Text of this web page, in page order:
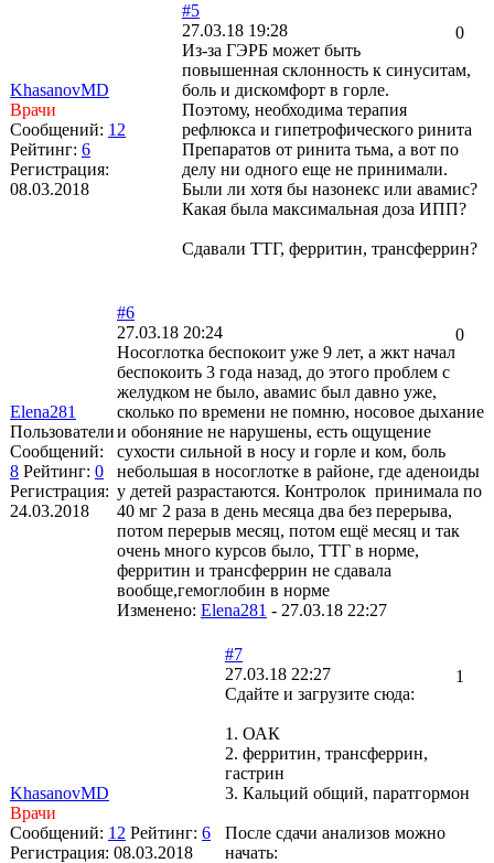
KhasanovMD
Врачи
Сообщений: 12
Рейтинг: 6
Регистрация:
08.03.2018
#5
0
27.03.18 19:28
Из-за ГЭРБ может быть
повышенная склонность к синуситам,
боль и дискомфорт в горле.
Поэтому, необходима терапия
рефлюкса и гипетрофического ринита
Препаратов от ринита тьма, а вот по
делу ни одного еще не принимали.
Были ли хотя бы назонекс или авамис?
Какая была максимальная доза ИПП?
Сдавали ТТГ, ферритин, трансферрин?
Elena281
Пользователи
Сообщений:
8 Рейтинг: 0
Регистрация:
24.03.2018
#6
0
27.03.18 20:24
Носоглотка беспокоит уже 9 лет, а жкт начал
беспокоить 3 года назад, до этого проблем с
желудком не было, авамис был давно уже,
сколько по времени не помню, носовое дыхание
и обоняние не нарушены, есть ощущение
сухости сильной в носу и горле и ком, боль
небольшая в носоглотке в районе, где аденоиды
у детей разрастаются. Контролок принимала по
40 мг 2 раза в день месяца два без перерыва,
потом перерыв месяц, потом ещё месяц и так
очень много курсов было, ТТГ в норме,
ферритин и трансферрин не сдавала
вообще,гемоглобин в норме
Изменено: Elena281 - 27.03.18 22:27
KhasanovMD
Врачи
Сообщений: 12 Рейтинг: 6
Регистрация: 08.03.2018
#7
1
27.03.18 22:27
Сдайте и загрузите сюда:
1. ОАК
2. ферритин, трансферрин,
гастрин
3. Кальций общий, паратгормон
После сдачи анализов можно
начать: